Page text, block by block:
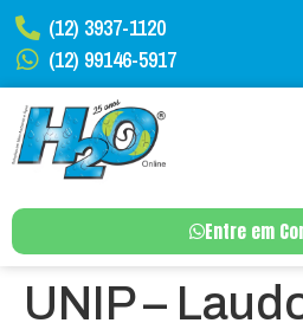
(12) 3937-1120
(12) 99146-5917
Entre em
UNIP –